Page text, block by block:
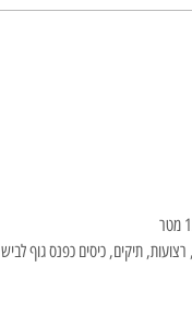
תיקים, כיסים כפנס גוף לביש